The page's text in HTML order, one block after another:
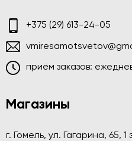
+375 (29) 613-24-05
приём заказов:
Магазины
г. Гомель, ул. Гагарина, 65, 1